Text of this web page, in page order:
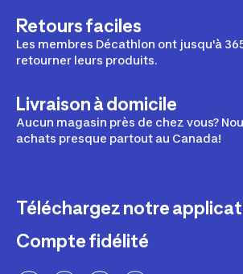
Retours faciles
Les membres Décathlon ont jusqu'à
retourner leurs produits.
Livraison à domicile
Aucun magasin près de chez vous?
achats presque partout au Canada!
Téléchargez notre
Compte fidélité